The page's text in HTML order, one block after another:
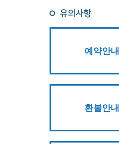
예약안내
환불안내